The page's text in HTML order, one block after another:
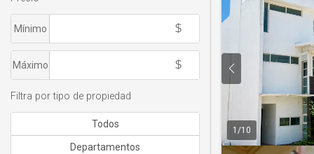
1 /10
Mínimo
Máximo
Filtra por tipo de propiedad
Todos
Departamentos